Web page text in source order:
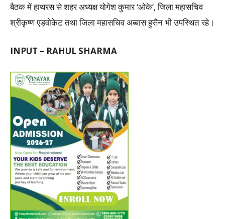
बैठक में हाथरस से शहर अध्यक्ष योगेश कुमार ‘ओके’, जिला महासचिव
श्रीकृष्ण एडवोकेट तथा जिला महासचिव अब्बास हुसैन भी उपस्थित रहे।
INPUT – RAHUL SHARMA